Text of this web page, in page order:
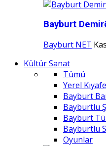
Bayburt
Bayburt NET
Kültür Sanat
Tümü
Yerel
Bayburt
Bayburtlu
Bayburt
Bayburtlu
Oyunlar